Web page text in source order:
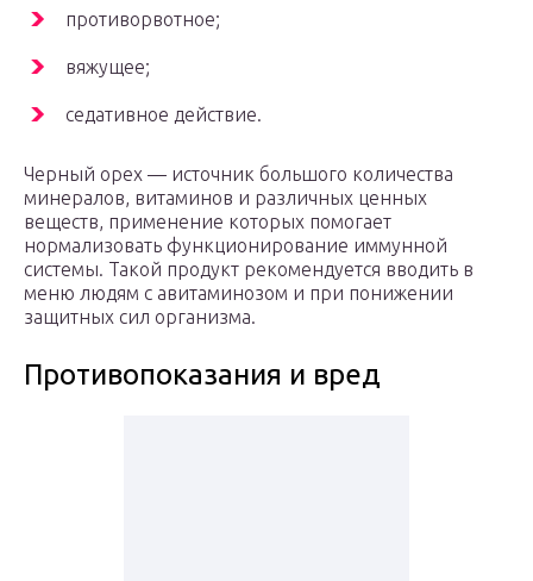
противорвотное;
вяжущее;
седативное действие.
Черный орех — источник большого количества
минералов, витаминов и различных ценных
веществ, применение которых помогает
нормализовать функционирование иммунной
системы. Такой продукт рекомендуется вводить в
меню людям с авитаминозом и при понижении
защитных сил организма.
Противопоказания и вред